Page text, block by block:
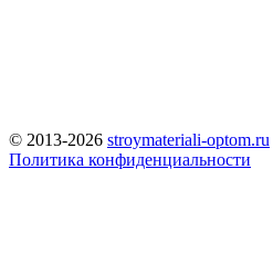
© 2013-2026 stroymateriali-optom.ru
Политика конфиденциальности